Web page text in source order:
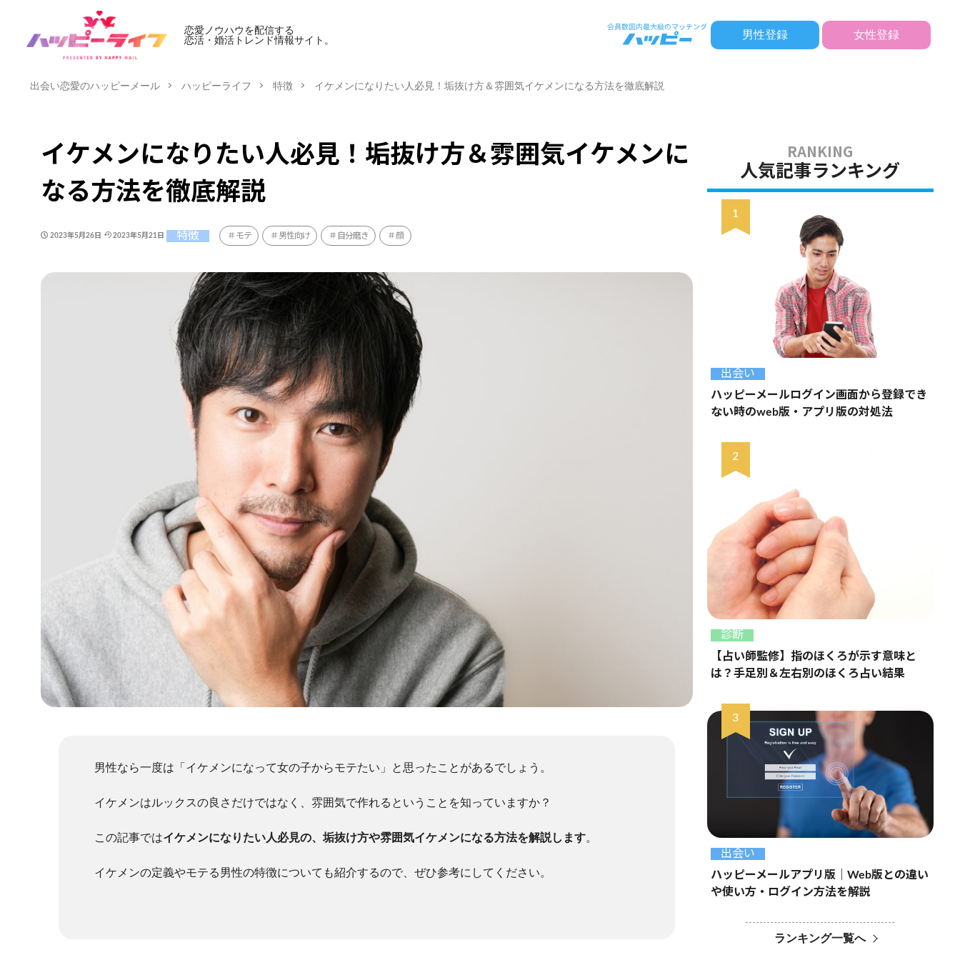
恋愛ノウハウを配信する
恋活・婚活トレンド情報サイト。
男性登録 女性登録
出会い恋愛のハッピーメール ハッピーライフ 特徴 イケメンになりたい人必見！垢抜け方＆雰囲気イケメンになる方法を徹底解説
イケメンになりたい人必見！垢抜け方＆雰囲気イケメンに
なる方法を徹底解説
2023年5月26日 2023年5月21日 特徴 モテ 男性向け 自分磨き 顔
男性なら一度は「イケメンになって女の子からモテたい」と思ったことがあるでしょう。
イケメンはルックスの良さだけではなく、雰囲気で作れるということを知っていますか？
この記事ではイケメンになりたい人必見の、垢抜け方や雰囲気イケメンになる方法を解説します。
イケメンの定義やモテる男性の特徴についても紹介するので、ぜひ参考にしてください。
人気記事ランキング
出会い
ハッピーメールログイン画面から登録でき
ない時のweb版・アプリ版の対処法
診断
【占い師監修】指のほくろが示す意味と
は？手足別＆左右別のほくろ占い結果
出会い
ハッピーメールアプリ版｜Web版との違い
や使い方・ログイン方法を解説
ランキング一覧へ